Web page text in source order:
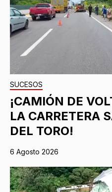
SUCESOS
¡CAMIÓN DE
LA CARRETERA
DEL TORO!
6 Agosto 2026